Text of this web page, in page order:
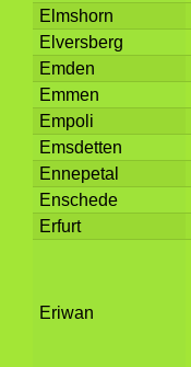
Elmshorn
Elversberg
Emden
Emmen
Empoli
Emsdetten
Ennepetal
Enschede
Erfurt
Eriwan